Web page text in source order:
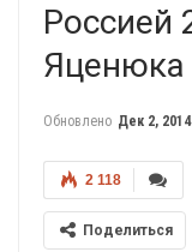
Россией
Яценюка
Обновлено Дек 2, 2014
2 118
Поделиться